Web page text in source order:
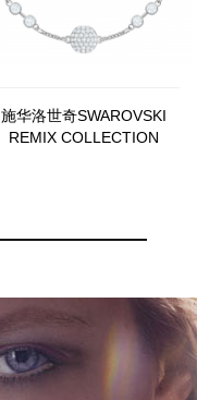
施华洛世奇SWAROVSKI
REMIX COLLECTION